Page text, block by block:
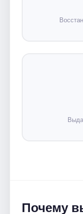
Почему